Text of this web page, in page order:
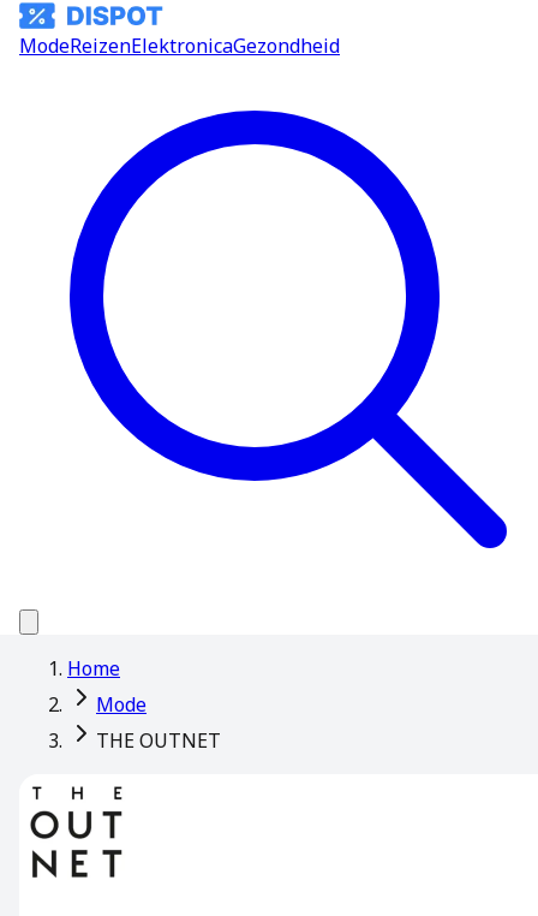
ModeReizenElektronicaGezondheid
Home
Mode
THE OUTNET